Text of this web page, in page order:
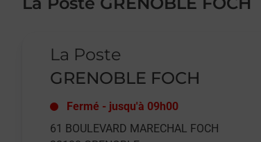
La Poste
GRENOBLE FOCH
Fermé - jusqu'à 09h00
61 BOULEVARD MARECHAL FOCH